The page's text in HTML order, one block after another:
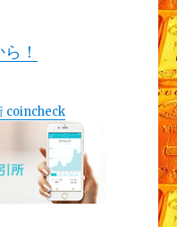
！
coincheck